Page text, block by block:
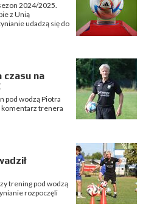
2024/2025.
z Unią
udadzą się do
czasu na
pod wodzą Piotra
komentarz trenera
trening pod wodzą
rozpoczęli